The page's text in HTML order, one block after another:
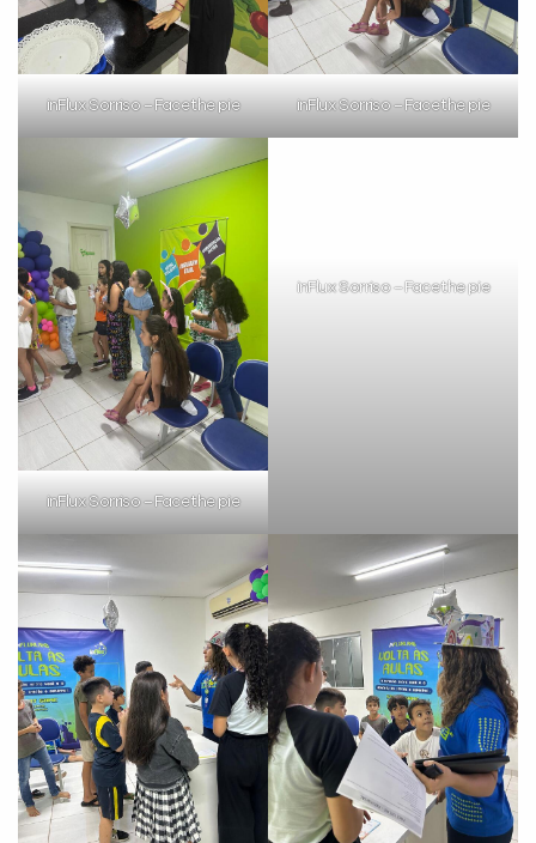
inFlux Sorriso – Face the pie inFlux Sorriso – Face the pie
inFlux Sorriso – Face the pie